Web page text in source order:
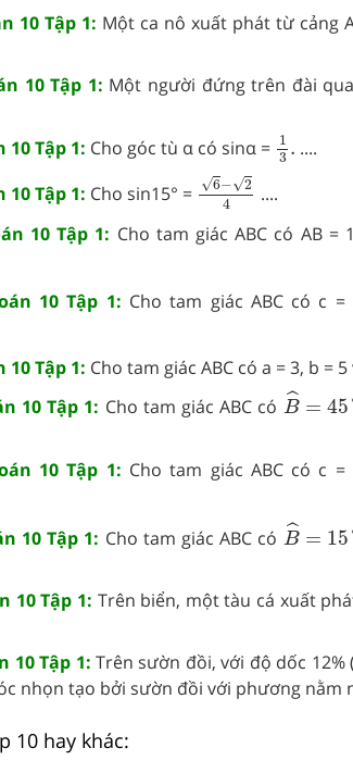
10 Tập 1: Một ca nô xuất phát từ cảng
10 Tập 1: Một người đứng trên đài
10 Tập 1: Cho góc tù α có sinα = 1
3 .
1
....
10 Tập 1: Cho sin15° = √6−√2
4
− 4
....
10 Tập 1: Cho tam giác ABC có AB =
10 Tập 1: Cho tam giác ABC có c
10 Tập 1: Cho tam giác ABC có a = 3, b = 5
10 Tập 1: Cho tam giác ABC có ˆ
B = 45
B^ 45°
10 Tập 1: Cho tam giác ABC có c
10 Tập 1: Cho tam giác ABC có ˆ
B = 15
B^ 15°
10 Tập 1: Trên biển, một tàu cá xuất
10 Tập 1: Trên sườn đồi, với độ dốc 12%
nhọn tạo bởi sườn đồi với phương nằm
10 hay khác: